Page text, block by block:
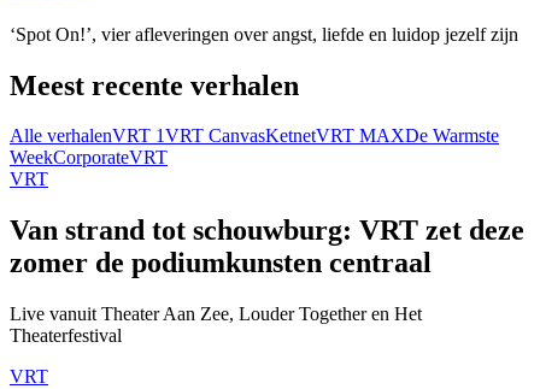
‘Spot On!’, vier afleveringen over angst, liefde en luidop jezelf zijn
Meest recente verhalen
Alle verhalenVRT 1VRT CanvasKetnetVRT MAXDe Warmste
WeekCorporateVRT
VRT
Van strand tot schouwburg: VRT zet deze
zomer de podiumkunsten centraal
Live vanuit Theater Aan Zee, Louder Together en Het
Theaterfestival
VRT